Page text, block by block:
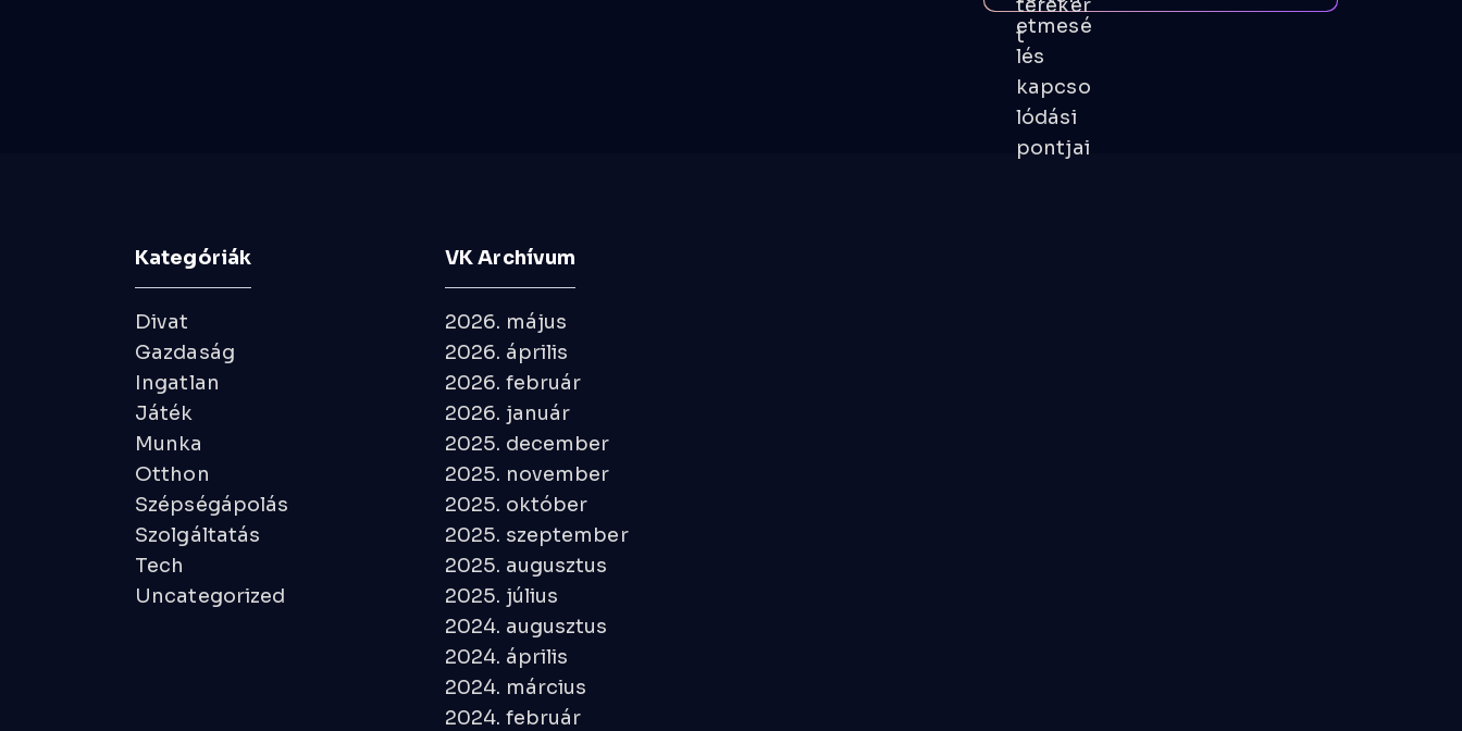
Kategóriák
Divat
Gazdaság
Ingatlan
Játék
Munka
Otthon
Szépségápolás
Szolgáltatás
Tech
Uncategorized
VK Archívum
2026. május
2026. április
2026. február
2026. január
2025. december
2025. november
2025. október
2025. szeptember
2025. augusztus
2025. július
2024. augusztus
2024. április
2024. március
2024. február